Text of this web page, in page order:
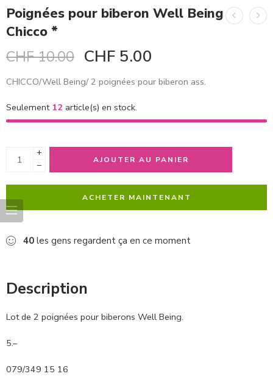
Poignées pour biberon Well Being
Chicco *
CHF10.00 CHF 5.00
CHICCO/Well Being/ 2 poignées pour biberon ass.
Seulement 12 article(s) en stock.
+
−
AJOUTER AU PANIER
ACHETER MAINTENANT
40 les gens regardent ça en ce moment
Description
Lot de 2 poignées pour biberons Well Being.
5.–
079/349 15 16